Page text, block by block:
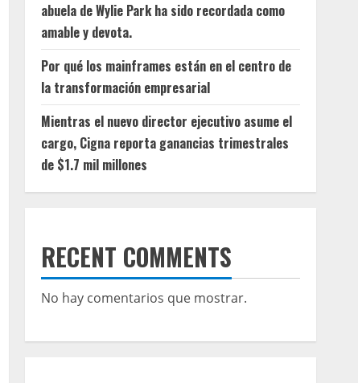
abuela de Wylie Park ha sido recordada como
amable y devota.
Por qué los mainframes están en el centro de
la transformación empresarial
Mientras el nuevo director ejecutivo asume el
cargo, Cigna reporta ganancias trimestrales
de $1.7 mil millones
RECENT COMMENTS
No hay comentarios que mostrar.